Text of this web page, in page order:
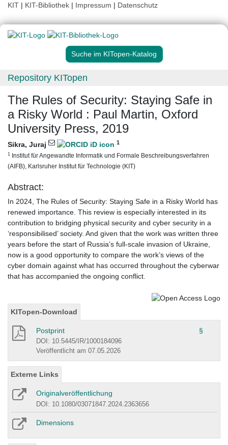
KIT | KIT-Bibliothek | Impressum | Datenschutz
Suche im KITopen-Katalog
Repository KITopen
The Rules of Security: Staying Safe in
a Risky World : Paul Martin, Oxford
University Press, 2019
Sikra, Juraj 1
1 Institut für Angewandte Informatik und Formale Beschreibungsverfahren
(AIFB), Karlsruher Institut für Technologie (KIT)
Abstract:
In 2024, The Rules of Security: Staying Safe in a Risky World has
renewed importance. This review is especially interested in its
contribution to bridging physical security and cyber security in a
‘responsibilised’ society. And given that the work was written three
years before the start of Russia’s full-scale invasion of Ukraine,
now is a good opportunity to compare the work’s views of the
cyber domain against what has occurred throughout the cyberwar
that has accompanied the ongoing conflict.
KITopen-Download
Postprint §
DOI: 10.5445/IR/1000184096
Veröffentlicht am 07.05.2026
Externe Links
Originalveröffentlichung
DOI: 10.1080/03071847.2024.2363656
Dimensions